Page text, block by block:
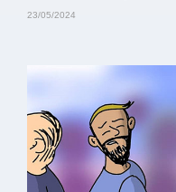
23/05/2024